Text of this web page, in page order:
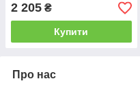
2 205 ₴
Купити
Про нас